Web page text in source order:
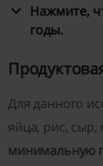
Нажмите,
годы.
Для данного
яйца, рис,
минимальную